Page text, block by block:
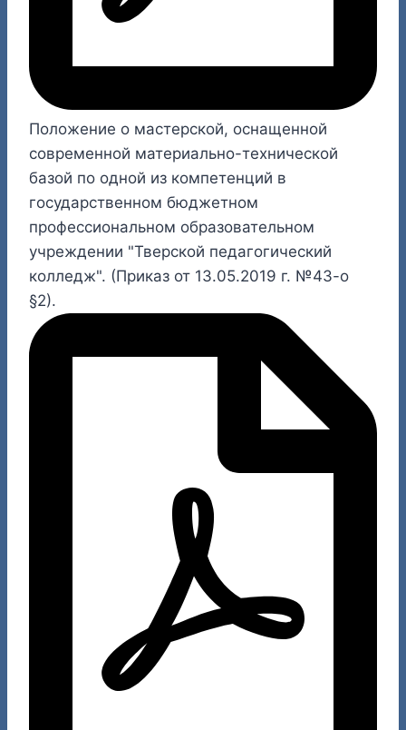
Положение о мастерской, оснащенной
современной материально-технической
базой по одной из компетенций в
государственном бюджетном
профессиональном образовательном
учреждении "Тверской педагогический
колледж". (Приказ от 13.05.2019 г. №43-о
§2).